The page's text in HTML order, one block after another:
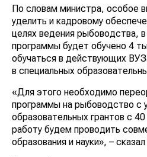
По словам министра, особое
уделить и кадровому
целях ведения рыбоводства,
программы будет обучено 4
обучаться в действующих
в специальных
«Для этого необходимо
программы на рыбоводство с
образовательных грантов с
работу будем проводить
образования и науки», –